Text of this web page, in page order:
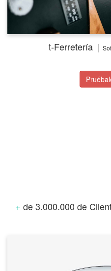
t-Ferretería |
+ de 3.000.000 de